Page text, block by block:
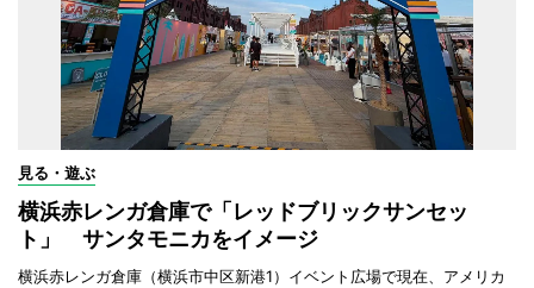
見る・遊ぶ
横浜赤レンガ倉庫で「レッドブリックサンセッ
ト」 サンタモニカをイメージ
横浜赤レンガ倉庫（横浜市中区新港1）イベント広場で現在、アメリカ